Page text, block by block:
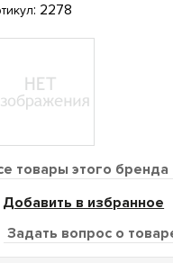
: 2278
товары этого бренда
Задать вопрос о